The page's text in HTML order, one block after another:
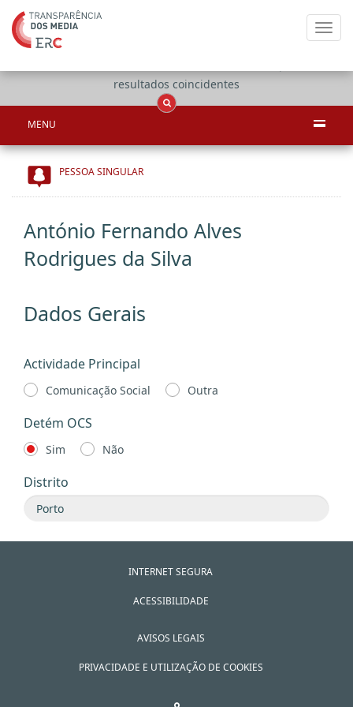
resultados coincidentes
MENU
PESSOA SINGULAR
António Fernando Alves
Rodrigues da Silva
Dados Gerais
Actividade Principal
Comunicação Social Outra
Detém OCS
Sim Não
Distrito
INTERNET SEGURA
ACESSIBILIDADE
AVISOS LEGAIS
PRIVACIDADE E UTILIZAÇÃO DE COOKIES